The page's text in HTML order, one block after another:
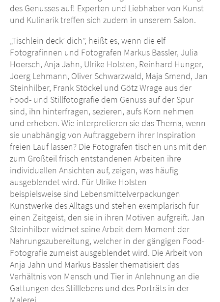
des Genusses auf! Experten und Liebhaber von Kunst
und Kulinarik treffen sich zudem in unserem Salon.
„Tischlein deck’ dich”, heißt es, wenn die elf
Fotografinnen und Fotografen Markus Bassler, Julia
Hoersch, Anja Jahn, Ulrike Holsten, Reinhard Hunger,
Joerg Lehmann, Oliver Schwarzwald, Maja Smend, Jan
Steinhilber, Frank Stöckel und Götz Wrage aus der
Food- und Stillfotografie dem Genuss auf der Spur
sind, ihn hinterfragen, sezieren, aufs Korn nehmen
und erheben. Wie interpretieren sie das Thema, wenn
sie unabhängig von Auftraggebern ihrer Inspiration
freien Lauf lassen? Die Fotografen tischen uns mit den
zum Großteil frisch entstandenen Arbeiten ihre
individuellen Ansichten auf, zeigen, was häufig
ausgeblendet wird. Für Ulrike Holsten
beispielsweise sind Lebensmittelverpackungen
Kunstwerke des Alltags und stehen exemplarisch für
einen Zeitgeist, den sie in ihren Motiven aufgreift. Jan
Steinhilber widmet seine Arbeit dem Moment der
Nahrungszubereitung, welcher in der gängigen Food-
Fotografie zumeist ausgeblendet wird. Die Arbeit von
Anja Jahn und Markus Bassler thematisiert das
Verhältnis von Mensch und Tier in Anlehnung an die
Gattungen des Stilllebens und des Porträts in der